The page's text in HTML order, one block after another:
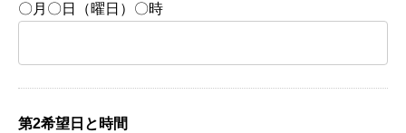
〇月〇日（曜日）〇時
第2希望日と時間